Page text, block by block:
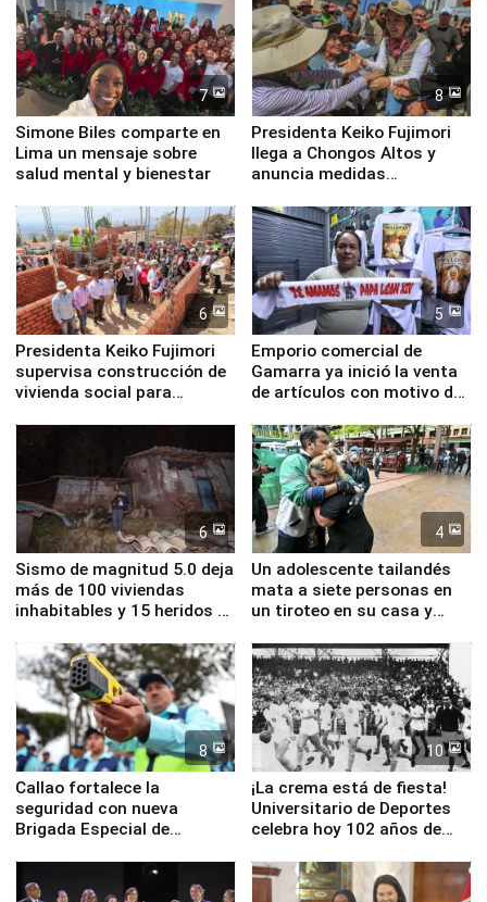
7
Simone Biles comparte en
Lima un mensaje sobre
salud mental y bienestar
8
Presidenta Keiko Fujimori
llega a Chongos Altos y
anuncia medidas
educación, salud y empleo
6
Presidenta Keiko Fujimori
supervisa construcción de
vivienda social para
5
Emporio comercial de
Gamarra ya inició la venta
de artículos con motivo de
6
Sismo de magnitud 5.0 deja
más de 100 viviendas
inhabitables y 15 heridos en
4
Un adolescente tailandés
mata a siete personas en
un tiroteo en su casa y
8
Callao fortalece la
seguridad con nueva
Brigada Especial de
equipamiento para
Serenazgo
10
¡La crema está de fiesta!
Universitario de Deportes
celebra hoy 102 años de